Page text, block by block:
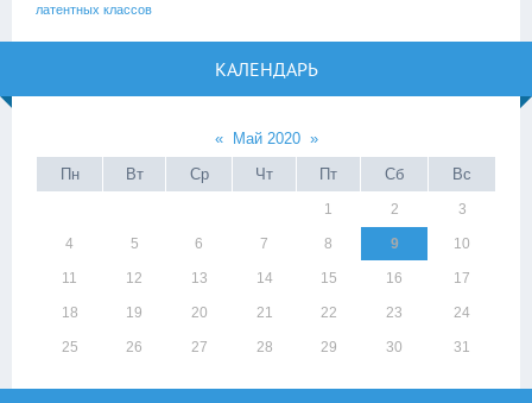
латентных классов
КАЛЕНДАРЬ
« Май 2020 »
Пн
Вт Ср Чт Пт Сб Вс
1 2 3
4 5 6 7 8 9 10
11 12 13 14 15 16 17
18 19 20 21 22 23 24
25 26 27 28 29 30 31